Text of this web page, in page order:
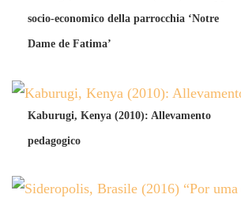
socio-economico della parrocchia ‘Notre
Dame de Fatima’
Kaburugi, Kenya (2010): Allevamento
pedagogico